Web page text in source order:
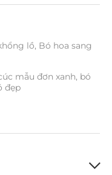
lồ, Bó hoa sang
mẫu đơn xanh, bó
đẹp